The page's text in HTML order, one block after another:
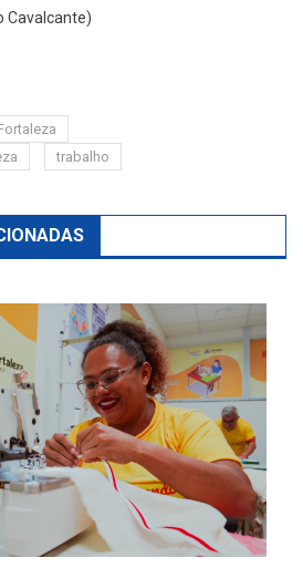
Cavalcante)
trabalho